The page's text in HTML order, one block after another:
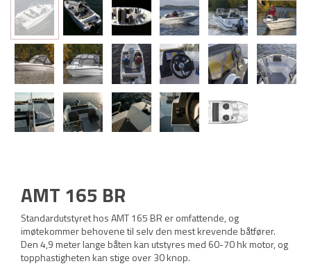
AMT 165 BR
Standardutstyret hos AMT 165 BR er omfattende, og
imøtekommer behovene til selv den mest krevende båtfører.
Den 4,9 meter lange båten kan utstyres med 60-70 hk motor, og
topphastigheten kan stige over 30 knop.